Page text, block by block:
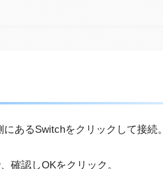
あるSwitchをクリックして接続。
確認しOKをクリック。